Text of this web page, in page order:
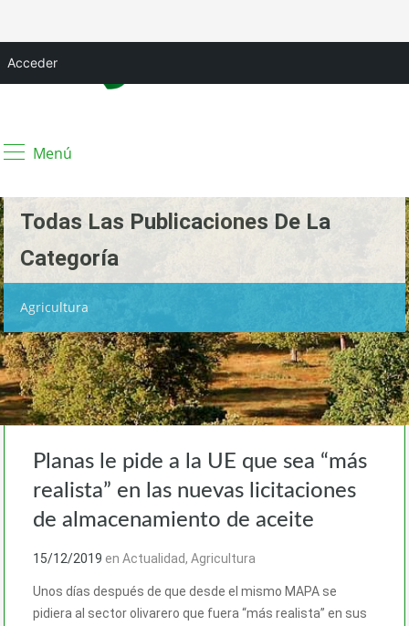
Acceder
Menú
Todas Las Publicaciones De La
Categoría
Agricultura
Planas le pide a la UE que sea “más
realista” en las nuevas licitaciones
de almacenamiento de aceite
15/12/2019 en Actualidad, Agricultura
Unos días después de que desde el mismo MAPA se
pidiera al sector olivarero que fuera “más realista” en sus